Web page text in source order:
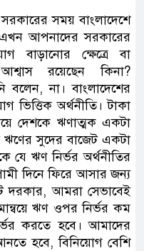
সময় বাংলাদেশে
আপনাদের সরকারের
বাড়ানোর ক্ষেত্রে বা
রয়েছেন কিনা?
বলেন, না। বাংলাদেশের
ভিত্তিক অর্থনীতি। টাকা
দেশকে ঋণাত্মক একটা
ঋণের সুদের বাজেট একটা
যে ঋণ নির্ভর অর্থনীতির
দিনে ফিরে আসার জন্য
দরকার, আমরা সেভাবেই
ঋণ ওপর নির্ভর কম
করতে হবে। আমাদের
হবে, বিনিয়োগ বেশি